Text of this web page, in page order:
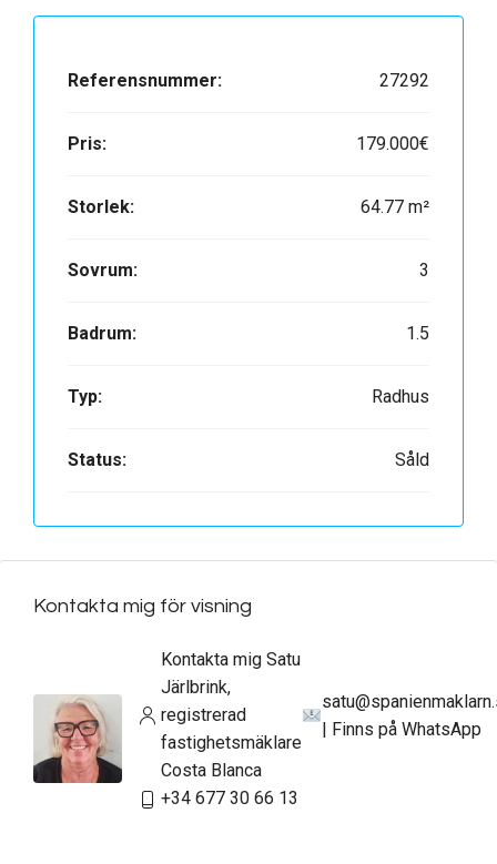
Referensnummer: 27292
Pris: 179.000€
Storlek: 64.77 m²
Sovrum: 3
Badrum: 1.5
Typ: Radhus
Status: Såld
Kontakta mig för visning
Kontakta mig Satu
Järlbrink,
registrerad
fastighetsmäklare
Costa Blanca
| Finns på WhatsApp
+34 677 30 66 13